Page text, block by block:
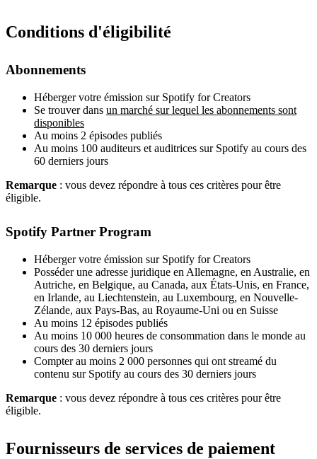
Conditions d'éligibilité
Abonnements
Héberger votre émission sur Spotify for Creators
Se trouver dans un marché sur lequel les abonnements sont
disponibles
Au moins 2 épisodes publiés
Au moins 100 auditeurs et auditrices sur Spotify au cours des
60 derniers jours
Remarque : vous devez répondre à tous ces critères pour être
éligible.
Spotify Partner Program
Héberger votre émission sur Spotify for Creators
Posséder une adresse juridique en Allemagne, en Australie, en
Autriche, en Belgique, au Canada, aux États-Unis, en France,
en Irlande, au Liechtenstein, au Luxembourg, en Nouvelle-
Zélande, aux Pays-Bas, au Royaume-Uni ou en Suisse
Au moins 12 épisodes publiés
Au moins 10 000 heures de consommation dans le monde au
cours des 30 derniers jours
Compter au moins 2 000 personnes qui ont streamé du
contenu sur Spotify au cours des 30 derniers jours
Remarque : vous devez répondre à tous ces critères pour être
éligible.
Fournisseurs de services de paiement